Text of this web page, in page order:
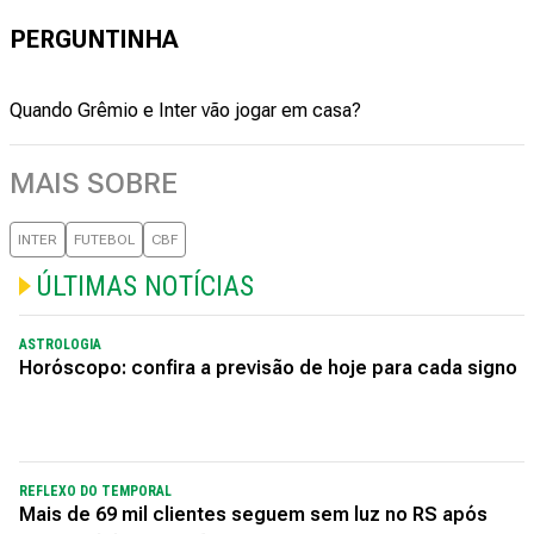
PERGUNTINHA
Quando Grêmio e Inter vão jogar em casa?
MAIS SOBRE
INTER FUTEBOL CBF
ÚLTIMAS NOTÍCIAS
ASTROLOGIA
Horóscopo: confira a previsão de hoje para cada signo
REFLEXO DO TEMPORAL
Mais de 69 mil clientes seguem sem luz no RS após